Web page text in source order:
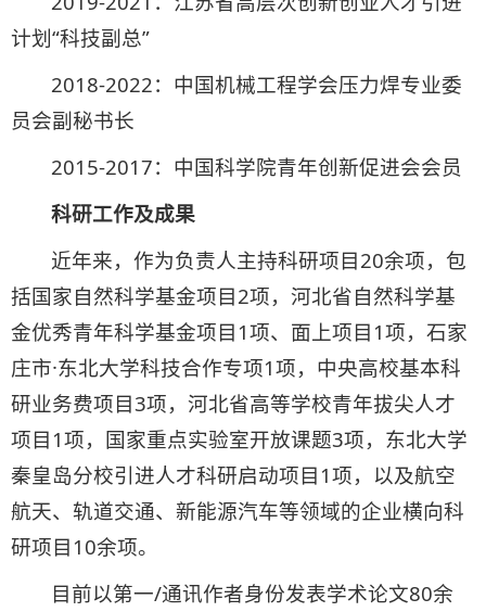
计划“科技副总”
2018-2022：中国机械工程学会压力焊专业委
员会副秘书长
2015-2017：中国科学院青年创新促进会会员
科研工作及成果
近年来，作为负责人主持科研项目20余项，包
括国家自然科学基金项目2项，河北省自然科学基
金优秀青年科学基金项目1项、面上项目1项，石家
庄市·东北大学科技合作专项1项，中央高校基本科
研业务费项目3项，河北省高等学校青年拔尖人才
项目1项，国家重点实验室开放课题3项，东北大学
秦皇岛分校引进人才科研启动项目1项，以及航空
航天、轨道交通、新能源汽车等领域的企业横向科
研项目10余项。
目前以第一/通讯作者身份发表学术论文80余